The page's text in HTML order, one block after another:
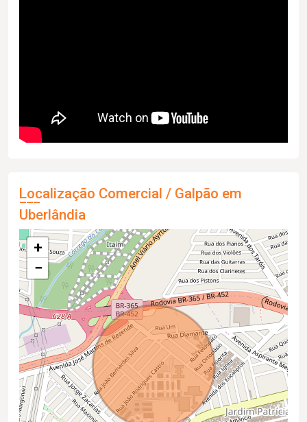
Localização Comercial / Galpão em
Uberlândia
+
−